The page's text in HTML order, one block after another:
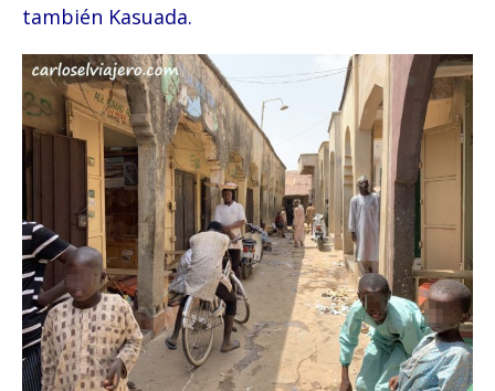
también Kasuada.